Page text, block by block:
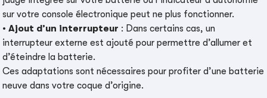
sur votre console électronique peut ne plus fonctionner.
•Ajout d’un interrupteur : Dans certains cas, un
interrupteur externe est ajouté pour permettre d’allumer et
d’éteindre la batterie.
Ces adaptations sont nécessaires pour profiter d’une batterie
neuve dans votre coque d’origine.